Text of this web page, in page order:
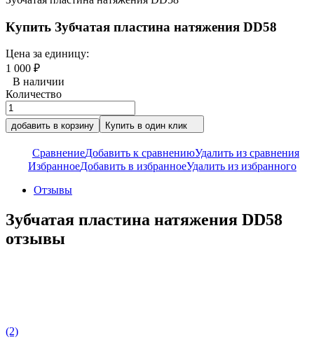
Купить Зубчатая пластина натяжения DD58
Цена за единицу:
1 000 ₽
В наличии
Количество
добавить в корзину Купить в один клик
СравнениеДобавить к сравнениюУдалить из сравнения
ИзбранноеДобавить в избранноеУдалить из избранного
Отзывы
Зубчатая пластина натяжения DD58
отзывы
(2)